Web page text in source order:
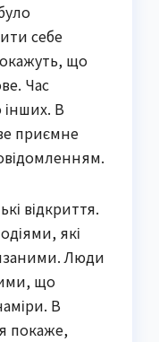
себе
що
Час
В
приємне
відкриття.
які
Люди
що
В
покаже,